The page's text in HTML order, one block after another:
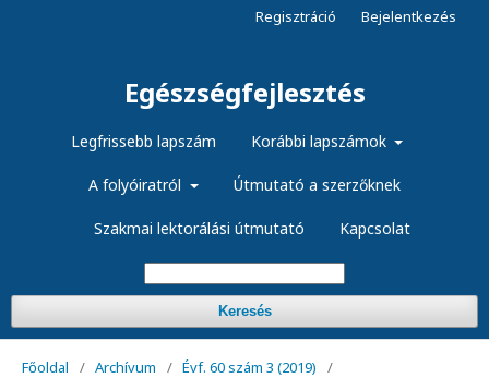
Egészségfejlesztés
Legfrissebb lapszám Korábbi lapszámok
A folyóiratról Útmutató a szerzőknek
Szakmai lektorálási útmutató Kapcsolat
Keresés
Regisztráció Bejelentkezés
Főoldal / Archívum / Évf. 60 szám 3 (2019)
/